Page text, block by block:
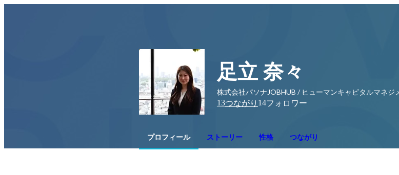
足立 奈々
株式会社パソナJOBHUB / ヒューマンキャピタルマネ
13つながり 14フォロワー
プロフィール ストーリー 性格 つながり